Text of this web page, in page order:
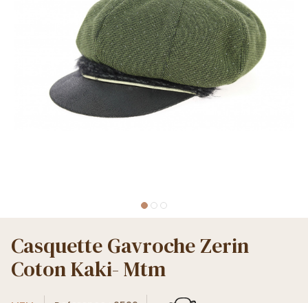
Casquette Gavroche Zerin
Coton Kaki- Mtm